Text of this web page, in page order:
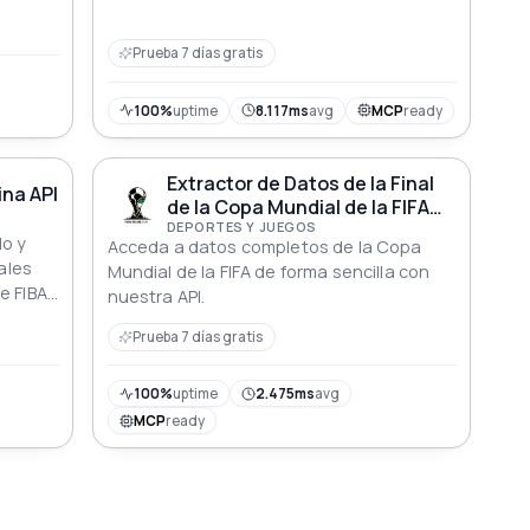
de
el
a
Prueba 7 días gratis
100%uptime 8.117msavg MCPready
API
y
Extractor de Datos de la Final
de la Copa Mundial de la FIFA
API
DEPORTES Y JUEGOS
Acceda a datos completos de la Copa
Mundial de la FIFA de forma sencilla con
nuestra API.
Prueba 7 días gratis
100%uptime 2.475msavg
MCPready